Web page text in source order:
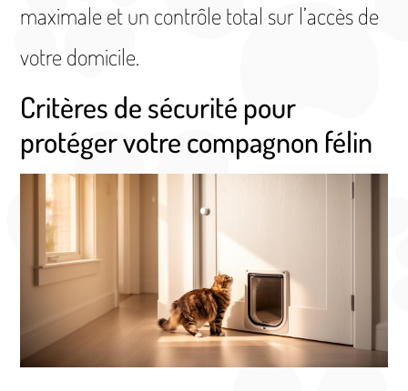
maximale et un contrôle total sur l’accès de
votre domicile.
Critères de sécurité pour
protéger votre compagnon félin